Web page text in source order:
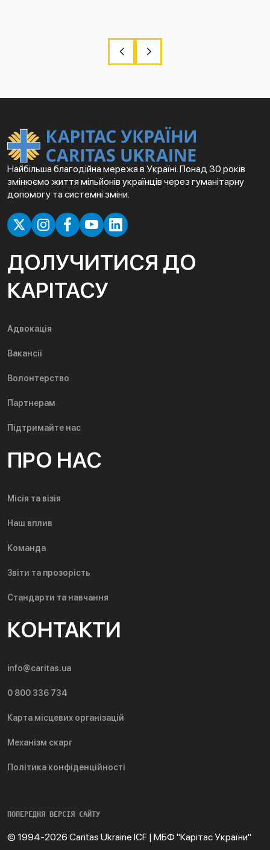
Найбільша благодійна мережа в Україні. Понад 30 років
змінюємо життя мільйонів українців через гуманітарну
допомогу та системні зміни.
ДОЛУЧИТИСЯ ДО
КАРІТАСУ
Адвокація
Вакансії
Волонтерство
Партнерам
Підтримайте нас
ПРО НАС
Місія та візія
Наш вплив
Команда
Звіти та прозорість
Стандарти та навчання
КОНТАКТИ
info@caritas.ua
0 800 336 734
Карта місцевих організацій
Механізм скарг
Політика конфіденційності
ПОПЕРЕДНЯ ВЕРСІЯ САЙТУ
© 1994-2026 Caritas Ukraine ICF | МБФ "Карітас України"